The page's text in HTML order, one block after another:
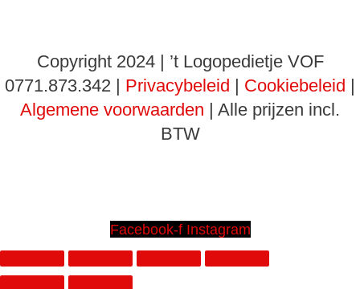
Copyright 2024 | ’t Logopedietje VOF
0771.873.342 | Privacybeleid | Cookiebeleid |
Algemene voorwaarden | Alle prijzen incl.
BTW
Facebook-f Instagram